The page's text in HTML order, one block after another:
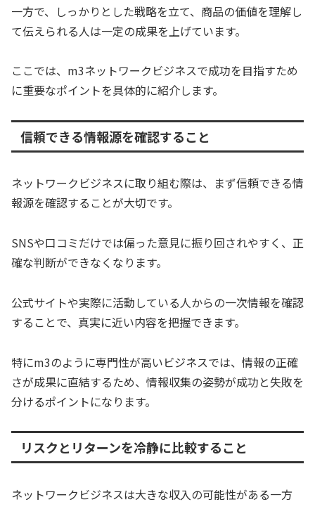
一方で、しっかりとした戦略を立て、商品の価値を理解し
て伝えられる人は一定の成果を上げています。
ここでは、m3ネットワークビジネスで成功を目指すため
に重要なポイントを具体的に紹介します。
信頼できる情報源を確認すること
ネットワークビジネスに取り組む際は、まず信頼できる情
報源を確認することが大切です。
SNSや口コミだけでは偏った意見に振り回されやすく、正
確な判断ができなくなります。
公式サイトや実際に活動している人からの一次情報を確認
することで、真実に近い内容を把握できます。
特にm3のように専門性が高いビジネスでは、情報の正確
さが成果に直結するため、情報収集の姿勢が成功と失敗を
分けるポイントになります。
リスクとリターンを冷静に比較すること
ネットワークビジネスは大きな収入の可能性がある一方